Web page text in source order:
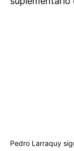
Pedro Larraquy